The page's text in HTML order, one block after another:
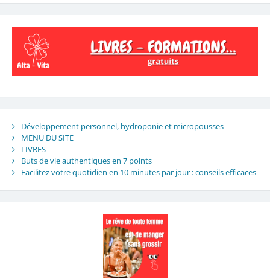
Développement personnel, hydroponie et micropousses
MENU DU SITE
LIVRES
Buts de vie authentiques en 7 points
Facilitez votre quotidien en 10 minutes par jour : conseils efficaces